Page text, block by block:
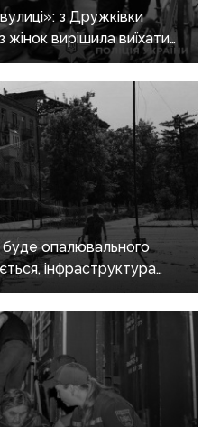
з Дружківки
жінок вирішила виїхати
буде опалювального
інфраструктура